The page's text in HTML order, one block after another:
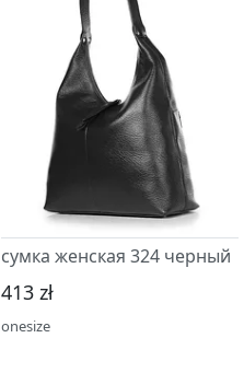
сумка женская 324 черный
413 zł
onesize